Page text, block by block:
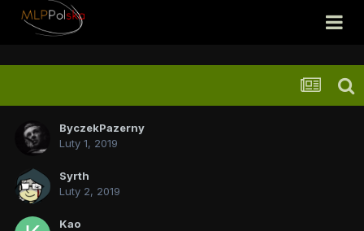
ByczekPazerny
Luty 1, 2019
Syrth
Luty 2, 2019
Kao